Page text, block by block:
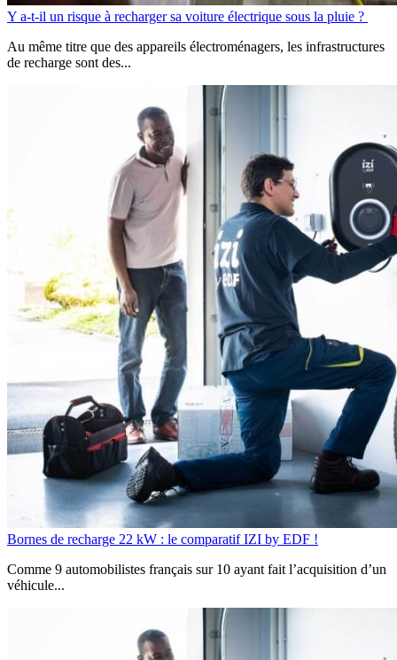
Y a-t-il un risque à recharger sa voiture électrique sous la pluie ?
Au même titre que des appareils électroménagers, les infrastructures
de recharge sont des...
Bornes de recharge 22 kW : le comparatif IZI by EDF !
Comme 9 automobilistes français sur 10 ayant fait l’acquisition d’un
véhicule...